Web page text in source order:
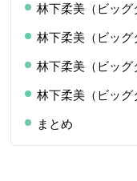
林下柔美（ビッ
林下柔美（ビッグ
林下柔美（ビッグ
林下柔美（ビッ
まとめ